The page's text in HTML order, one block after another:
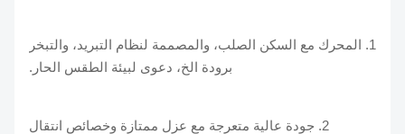
1. المحرك مع السكن الصلب، والمصممة لنظام التبريد، والتبخر
برودة الخ، دعوى لبيئة الطقس الحار.
2. جودة عالية متعرجة مع عزل ممتازة وخصائص انتقال